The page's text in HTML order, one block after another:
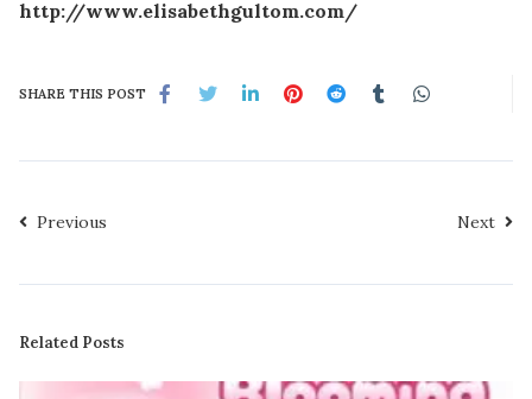
http://www.elisabethgultom.com/
SHARE THIS POST
Previous Next
Related Posts